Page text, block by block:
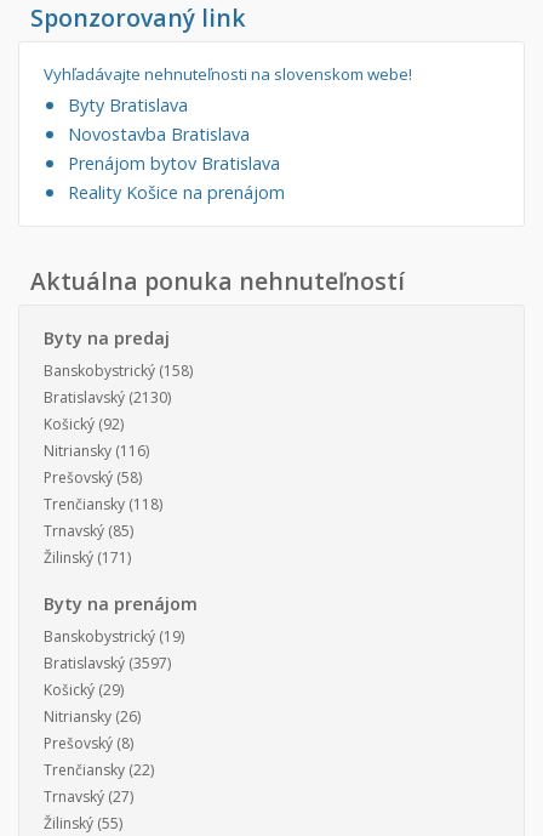
Sponzorovaný link
Vyhľadávajte nehnuteľnosti na slovenskom webe!
Byty Bratislava
Novostavba Bratislava
Prenájom bytov Bratislava
Reality Košice na prenájom
Aktuálna ponuka nehnuteľností
Byty na predaj
Banskobystrický (158)
Bratislavský (2130)
Košický (92)
Nitriansky (116)
Prešovský (58)
Trenčiansky (118)
Trnavský (85)
Žilinský (171)
Byty na prenájom
Banskobystrický (19)
Bratislavský (3597)
Košický (29)
Nitriansky (26)
Prešovský (8)
Trenčiansky (22)
Trnavský (27)
Žilinský (55)